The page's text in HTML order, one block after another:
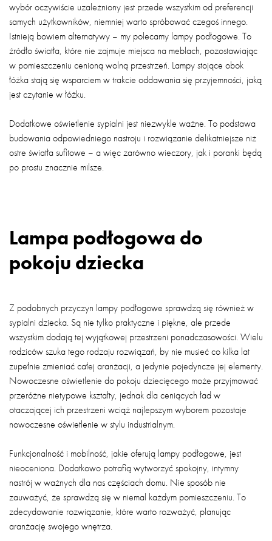
wybór oczywiście uzależniony jest przede wszystkim od preferencji
samych użytkowników, niemniej warto spróbować czegoś innego.
Istnieją bowiem alternatywy – my polecamy lampy podłogowe. To
źródło światła, które nie zajmuje miejsca na meblach, pozostawiając
w pomieszczeniu cenioną wolną przestrzeń. Lampy stojące obok
łóżka stają się wsparciem w trakcie oddawania się przyjemności, jaką
jest czytanie w łóżku.
Dodatkowe oświetlenie sypialni jest niezwykle ważne. To podstawa
budowania odpowiedniego nastroju i rozwiązanie delikatniejsze niż
ostre światła sufitowe – a więc zarówno wieczory, jak i poranki będą
po prostu znacznie milsze.
Lampa podłogowa do
pokoju dziecka
Z podobnych przyczyn lampy podłogowe sprawdzą się również w
sypialni dziecka. Są nie tylko praktyczne i piękne, ale przede
wszystkim dodają tej wyjątkowej przestrzeni ponadczasowości. Wielu
rodziców szuka tego rodzaju rozwiązań, by nie musieć co kilka lat
zupełnie zmieniać całej aranżacji, a jedynie pojedyncze jej elementy.
Nowoczesne oświetlenie do pokoju dziecięcego może przyjmować
przeróżne nietypowe kształty, jednak dla ceniących ład w
otaczającej ich przestrzeni wciąż najlepszym wyborem pozostaje
nowoczesne oświetlenie w stylu industrialnym.
Funkcjonalność i mobilność, jakie oferują lampy podłogowe, jest
nieoceniona. Dodatkowo potrafią wytworzyć spokojny, intymny
nastrój w ważnych dla nas częściach domu. Nie sposób nie
zauważyć, że sprawdzą się w niemal każdym pomieszczeniu. To
zdecydowanie rozwiązanie, które warto rozważyć, planując
aranżację swojego wnętrza.